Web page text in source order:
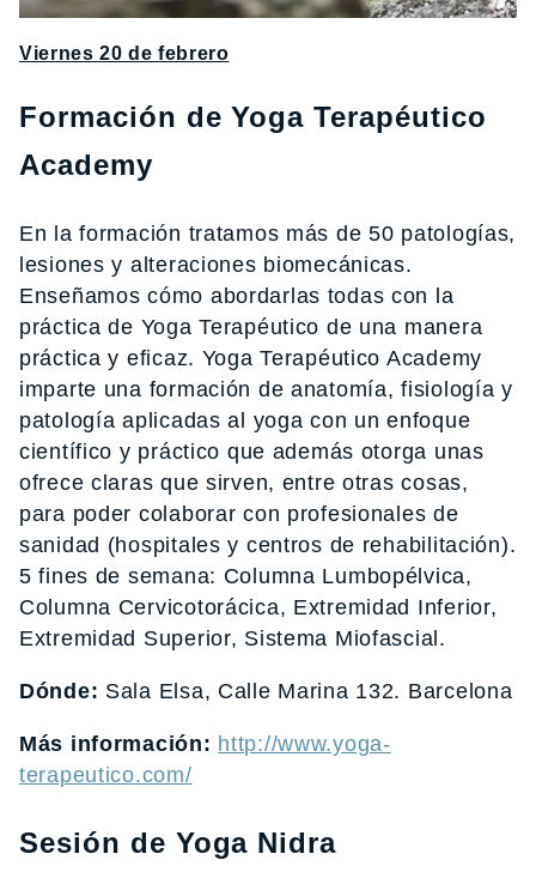
Viernes 20 de febrero
Formación de Yoga Terapéutico
Academy
En la formación tratamos más de 50 patologías,
lesiones y alteraciones biomecánicas.
Enseñamos cómo abordarlas todas con la
práctica de Yoga Terapéutico de una manera
práctica y eficaz. Yoga Terapéutico Academy
imparte una formación de anatomía, fisiología y
patología aplicadas al yoga con un enfoque
científico y práctico que además otorga unas
ofrece claras que sirven, entre otras cosas,
para poder colaborar con profesionales de
sanidad (hospitales y centros de rehabilitación).
5 fines de semana: Columna Lumbopélvica,
Columna Cervicotorácica, Extremidad Inferior,
Extremidad Superior, Sistema Miofascial.
Dónde: Sala Elsa, Calle Marina 132. Barcelona
Más información: http://www.yoga-
terapeutico.com/
Sesión de Yoga Nidra